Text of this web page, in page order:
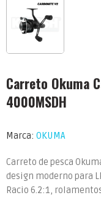
Carreto Okuma
4000MSDH
Marca: OKUMA
Carreto de pesca
design moderno para
Racio 6.2:1,